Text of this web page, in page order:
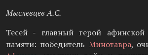
Мыслевцев А.С.
Тесей - главный герой афинской
памяти: победитель Минотавра,